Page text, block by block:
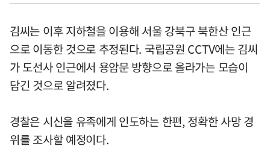
김씨는 이후 지하철을 이용해 서울 강북구 북한산 인근
으로 이동한 것으로 추정된다. 국립공원 CCTV에는 김씨
가 도선사 인근에서 용암문 방향으로 올라가는 모습이
담긴 것으로 알려졌다.
경찰은 시신을 유족에게 인도하는 한편, 정확한 사망 경
위를 조사할 예정이다.